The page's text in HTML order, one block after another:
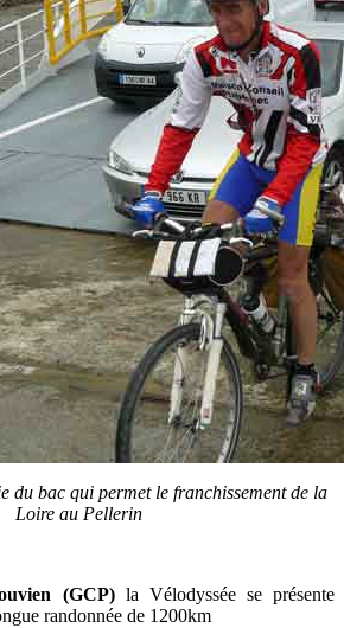
du bac qui permet le franchissement de la
Loire au Pellerin
(GCP)la Vélodyssée se présente
randonnée de 1200km